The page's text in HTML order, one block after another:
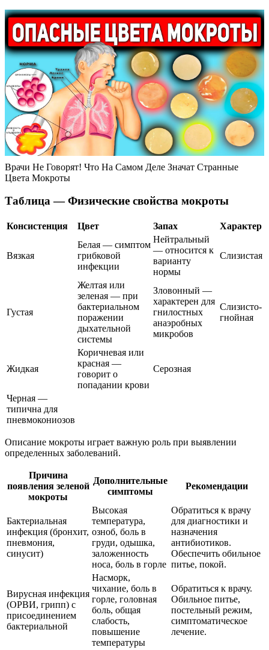
Врачи Не Говорят! Что На Самом Деле Значат Странные
Цвета Мокроты
Таблица — Физические свойства мокроты
Консистенция Цвет Запах Характер
Вязкая
Белая — симптом
грибковой
инфекции
Нейтральный
— относится к
варианту
нормы
Слизистая
Густая
Желтая или
зеленая — при
бактериальном
поражении
дыхательной
системы
Зловонный —
характерен для
гнилостных
анаэробных
микробов
Слизисто-
гнойная
Жидкая
Коричневая или
красная —
говорит о
попадании крови
Серозная
Черная —
типична для
пневмокониозов
Описание мокроты играет важную роль при выявлении
определенных заболеваний.
Причина
появления зеленой
мокроты
Дополнительные
симптомы
Рекомендации
Бактериальная
инфекция (бронхит,
пневмония,
синусит)
Высокая
температура,
озноб, боль в
груди, одышка,
заложенность
носа, боль в горле
Обратиться к врачу
для диагностики и
назначения
антибиотиков.
Обеспечить обильное
питье, покой.
Вирусная инфекция
(ОРВИ, грипп) с
присоединением
бактериальной
Насморк,
чихание, боль в
горле, головная
боль, общая
слабость,
повышение
температуры
Обратиться к врачу.
Обильное питье,
постельный режим,
симптоматическое
лечение.